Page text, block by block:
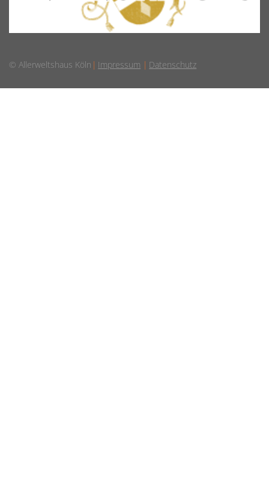
© Allerweltshaus Köln Impressum Datenschutz